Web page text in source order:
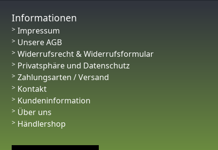
Informationen
Impressum
Unsere AGB
Widerrufsrecht & Widerrufsformular
Privatsphäre und Datenschutz
Zahlungsarten / Versand
Kontakt
Kundeninformation
Über uns
Händlershop